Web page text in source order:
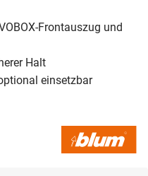
Frontauszug und
Halt
einsetzbar